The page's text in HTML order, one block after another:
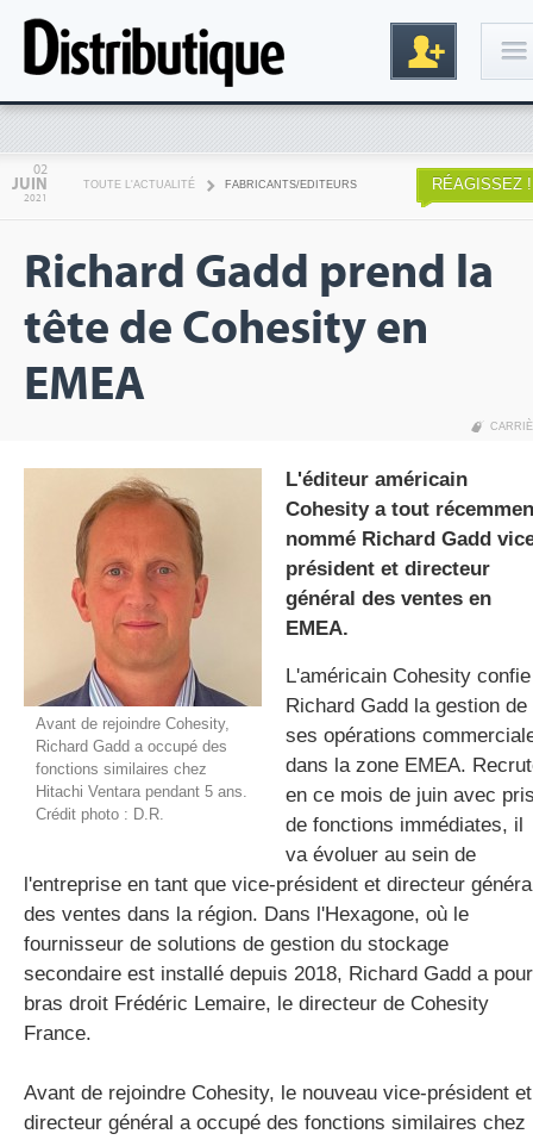
02
JUIN
2021
TOUTE L'ACTUALITÉ FABRICANTS/EDITEURS RÉAGISSEZ !
Richard Gadd prend la
tête de Cohesity en
EMEA
Avant de rejoindre Cohesity,
Richard Gadd a occupé des
fonctions similaires chez
Hitachi Ventara pendant 5 ans.
Crédit photo : D.R.
L'éditeur américain
Cohesity a tout
nommé Richard Gadd
président et directeur
général des ventes en
EMEA.
L'américain Cohesity
Richard Gadd la gestion de
ses opérations
dans la zone EMEA.
en ce mois de juin avec
de fonctions immédiates, il
va évoluer au sein de
l'entreprise en tant que vice-président et directeur
des ventes dans la région. Dans l'Hexagone, où le
fournisseur de solutions de gestion du stockage
secondaire est installé depuis 2018, Richard Gadd a pour
bras droit Frédéric Lemaire, le directeur de Cohesity
France.
Avant de rejoindre Cohesity, le nouveau vice-président et
directeur général a occupé des fonctions similaires chez